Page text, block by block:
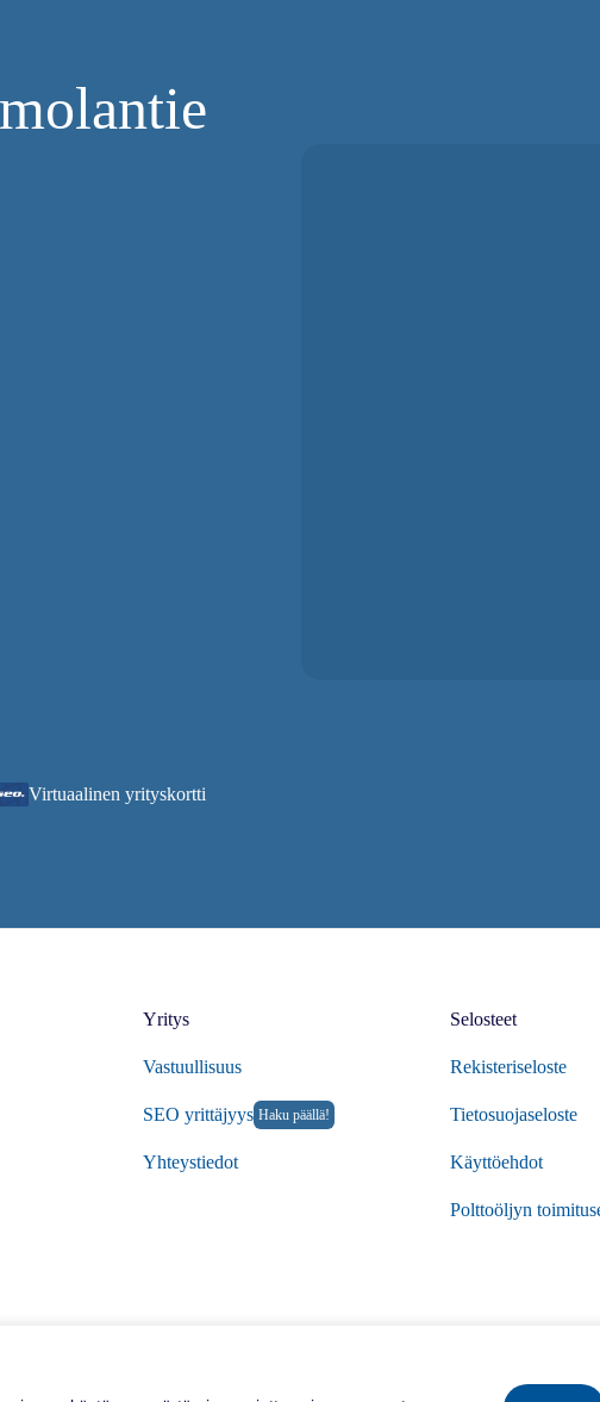
Virtuaalinen yrityskortti
Yritys
Vastuullisuus
SEO yrittäjyys Haku päällä!
Yhteystiedot
Selosteet
Rekisteriseloste
Tietosuojaseloste
Käyttöehdot
Polttoöljyn